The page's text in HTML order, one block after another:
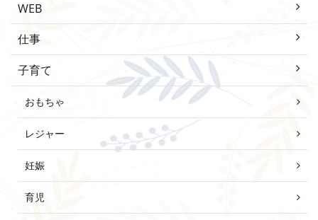
WEB
仕事
子育て
おもちゃ
レジャー
妊娠
育児